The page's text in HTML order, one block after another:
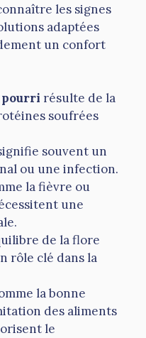
les signes
adaptées
un confort
pourri résulte de la
soufrées
souvent un
ou une infection.
la fièvre ou
une
de la flore
rôle clé dans la
la bonne
des aliments
le